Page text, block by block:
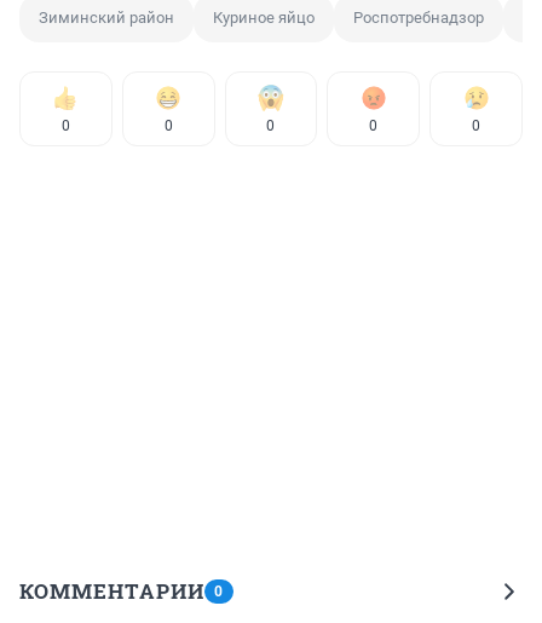
Зиминский район Куриное яйцо Роспотребнадзор
0 0 0 0 0
КОММЕНТАРИИ 0